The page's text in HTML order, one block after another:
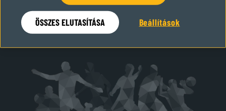
Hamarosan visszatérünk
ÖSSZES ELUTASÍTÁSA Beállítások